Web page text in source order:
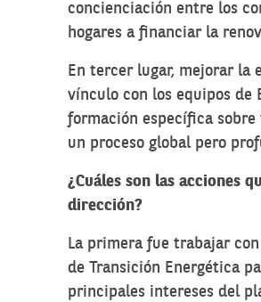
concienciación entre los
hogares a financiar la
En tercer lugar, mejorar la
vínculo con los equipos de
formación específica
un proceso global pero
¿Cuáles son las acciones
dirección?
La primera fue trabajar
de Transición Energética
principales intereses del